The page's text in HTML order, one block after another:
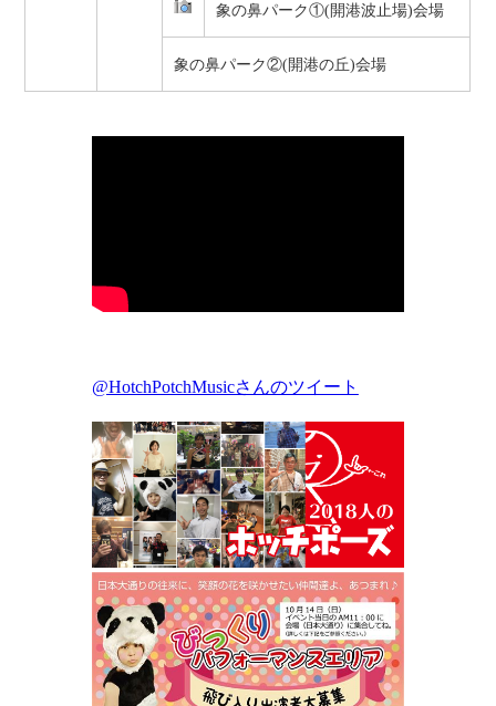
象の鼻パーク①(開港波止場)会場
象の鼻パーク②(開港の丘)会場
@HotchPotchMusicさんのツイート